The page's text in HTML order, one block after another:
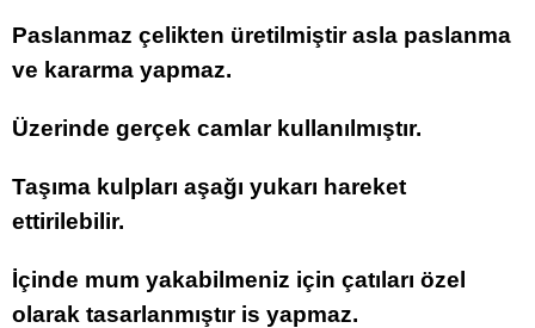
Paslanmaz çelikten üretilmiştir asla paslanma
ve kararma yapmaz.
Üzerinde gerçek camlar kullanılmıştır.
Taşıma kulpları aşağı yukarı hareket
ettirilebilir.
İçinde mum yakabilmeniz için çatıları özel
olarak tasarlanmıştır is yapmaz.